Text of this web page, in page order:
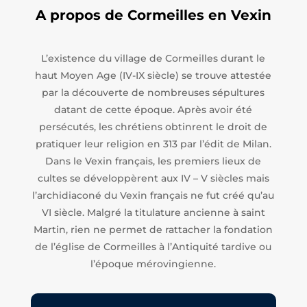
A propos de Cormeilles en Vexin
L’existence du village de Cormeilles durant le
haut Moyen Age (IV-IX siècle) se trouve attestée
par la découverte de nombreuses sépultures
datant de cette époque. Après avoir été
persécutés, les chrétiens obtinrent le droit de
pratiquer leur religion en 313 par l’édit de Milan.
Dans le Vexin français, les premiers lieux de
cultes se développèrent aux IV – V siècles mais
l’archidiaconé du Vexin français ne fut créé qu’au
VI siècle. Malgré la titulature ancienne à saint
Martin, rien ne permet de rattacher la fondation
de l’église de Cormeilles à l’Antiquité tardive ou
l’époque mérovingienne.